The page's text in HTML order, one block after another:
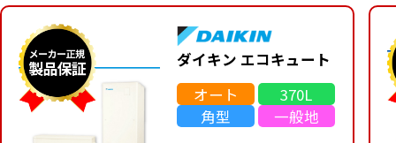
ダイキン エコキュート
オート
370L
角型
一般地